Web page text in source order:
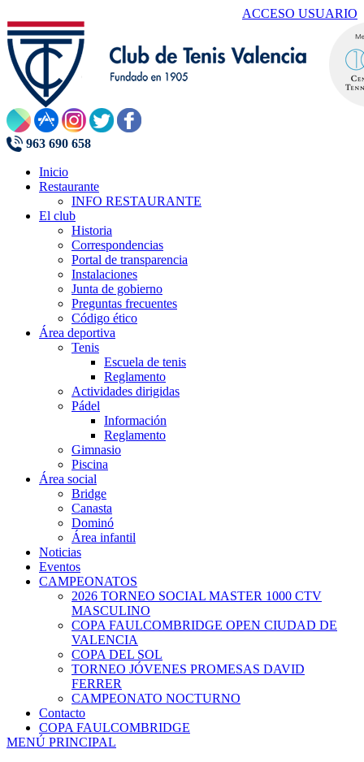
ACCESO USUARIO
963 690 658
Inicio
Restaurante
INFO RESTAURANTE
El club
Historia
Correspondencias
Portal de transparencia
Instalaciones
Junta de gobierno
Preguntas frecuentes
Código ético
Área deportiva
Tenis
Escuela de tenis
Reglamento
Actividades dirigidas
Pádel
Información
Reglamento
Gimnasio
Piscina
Área social
Bridge
Canasta
Dominó
Área infantil
Noticias
Eventos
CAMPEONATOS
2026 TORNEO SOCIAL MASTER 1000 CTV
MASCULINO
COPA FAULCOMBRIDGE OPEN CIUDAD DE
VALENCIA
COPA DEL SOL
TORNEO JÓVENES PROMESAS DAVID
FERRER
CAMPEONATO NOCTURNO
Contacto
COPA FAULCOMBRIDGE
MENÚ PRINCIPAL